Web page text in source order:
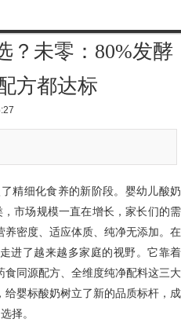
？未零：80%发酵
方都达标
精细化食养的新阶段。婴幼儿酸奶
市场规模一直在增长，家长们的需
密度、适应体质、纯净无添加。在
进了越来越多家庭的视野。它靠着
同源配方、全维度纯净配料这三大
婴标酸奶树立了新的品质标杆，成
择。